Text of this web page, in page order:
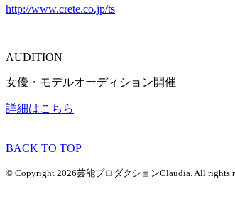
http://www.crete.co.jp/ts
AUDITION
女優・モデルオーディション開催
詳細はこちら
BACK TO TOP
© Copyright 2026芸能プロダクションClaudia. All rights